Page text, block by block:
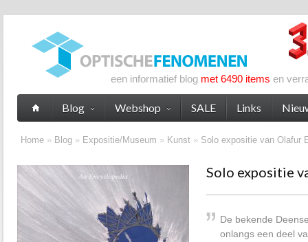
een informatief blog met 6490 items en
Home » Blog » Expositie/Museum » Kunst » Solo expositie van Olafur
Solo expositie
De bekende
onlangs een deel
Blog Webshop SALE Links